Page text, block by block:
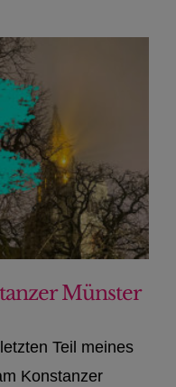
Münster
Teil meines
Konstanzer